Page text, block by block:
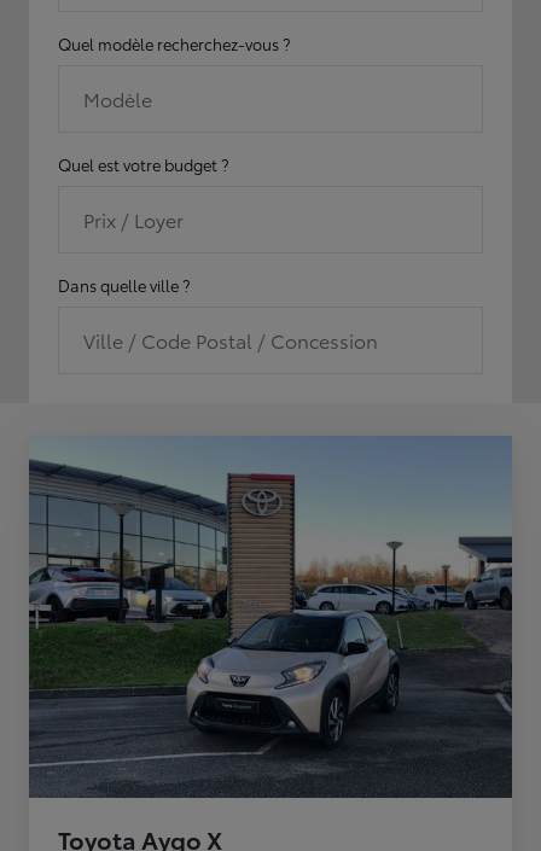
Quel modèle recherchez-vous ?
Modèle
Quel est votre budget ?
Prix / Loyer
Dans quelle ville ?
Ville / Code Postal / Concession
Toyota Aygo X